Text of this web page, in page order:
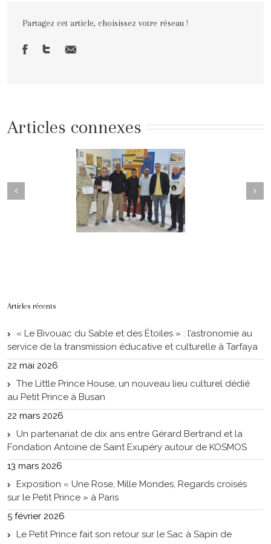
Partagez cet article, choisissez votre réseau !
Articles connexes
Articles récents
« Le Bivouac du Sable et des Étoiles » : l’astronomie au
service de la transmission éducative et culturelle à Tarfaya
22 mai 2026
The Little Prince House, un nouveau lieu culturel dédié
au Petit Prince à Busan
22 mars 2026
Un partenariat de dix ans entre Gérard Bertrand et la
Fondation Antoine de Saint Exupéry autour de KOSMOS
13 mars 2026
Exposition « Une Rose, Mille Mondes, Regards croisés
sur le Petit Prince » à Paris
5 février 2026
Le Petit Prince fait son retour sur le Sac à Sapin de